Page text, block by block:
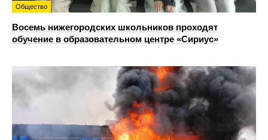
Общество
Восемь нижегородских школьников проходят
обучение в образовательном центре «Сириус»